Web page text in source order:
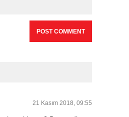
21 Kasım 2018, 09:55